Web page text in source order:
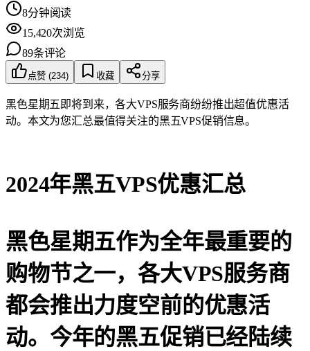
8分钟阅读
15,420次浏览
89条评论
点赞 (234) 收藏 分享
黑色星期五即将到来，各大VPS服务商纷纷推出超值优惠活
动。本文为您汇总最值得关注的黑五VPS促销信息。
2024年黑五VPS优惠汇总
黑色星期五作为全年最重要的
购物节之一，各大VPS服务商
都会推出力度空前的优惠活
动。今年的黑五促销已经陆续